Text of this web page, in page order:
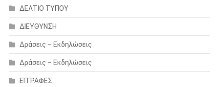
ΔΕΛΤΙΟ ΤΥΠΟΥ
ΔΙΕΥΘΥΝΣΗ
Δράσεις – Εκδηλώσεις
Δράσεις – Εκδηλώσεις
ΕΓΓΡΑΦΕΣ